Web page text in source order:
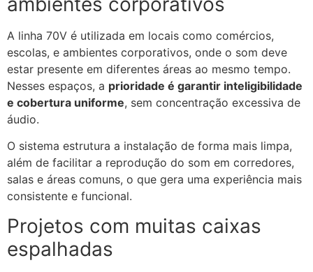
A linha 70V é utilizada em locais como comércios,
escolas, e ambientes corporativos, onde o som deve
estar presente em diferentes áreas ao mesmo tempo.
Nesses espaços, a prioridade é garantir inteligibilidade
e cobertura uniforme, sem concentração excessiva de
áudio.
O sistema estrutura a instalação de forma mais limpa,
além de facilitar a reprodução do som em corredores,
salas e áreas comuns, o que gera uma experiência mais
consistente e funcional.
Projetos com muitas caixas
espalhadas